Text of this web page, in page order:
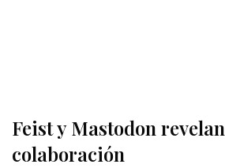
Feist y Mastodon revelan
colaboración